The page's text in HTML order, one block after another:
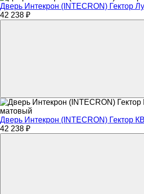
Дверь Интекрон (INTECRON) Гектор
42 238 ₽
Дверь Интекрон (INTECRON) Гектор
42 238 ₽